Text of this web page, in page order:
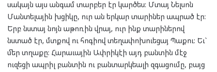
սակայն այս անգամ տարբեր էր կարծես: Մտայ Նելսոն
Մանտելային խցիկը, ուր ան երկար տարիներ ապրած էր:
Երբ նստայ նոյն աթոռին վրայ, ուր ինք տարիներով
նստած էր, մտքով ու հոգիով տեղափոխուեցայ Պաքու: Եւ`
մեր տղաքը: Հարաւային Ափրիկէի այդ բանտին մէջ
ուզեցի ապրիլ բանտին ու բանտարկեալի զգացումը, բայց